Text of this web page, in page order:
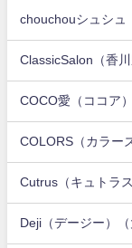
chouchouシュシュ
ClassicSalon（香川
COCO愛（ココア
COLORS（カラー
Cutrus（キュトラ
Deji（デージー）（